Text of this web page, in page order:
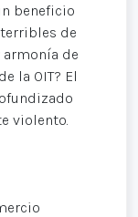
beneficio
de
armonía de
la OIT? El
violento.